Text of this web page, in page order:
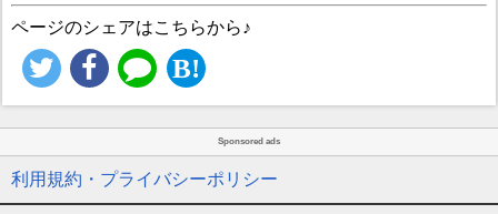
ページのシェアはこちらから♪
Sponsored ads
利用規約・プライバシーポリシー